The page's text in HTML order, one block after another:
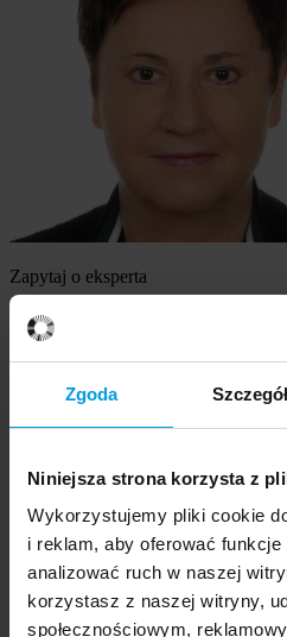
Zgoda
Niniejsza strona korzysta z
Wykorzystujemy pliki cookie
i reklam, aby oferować funkcje
analizować ruch w naszej
korzystasz z naszej witryny,
społecznościowym,
Zapytaj o eksperta
dr hab., prof. Uniwersytetu SWPS
Szukasz eksperta
Wybierz temat
Ekspert
Wybierz formę kontaktu
udzielenie wywiadu
komentarz do artykułu
udział w audycji radiowej na
udział w nagraniu audycji
udział w audycji telewizyjnej na